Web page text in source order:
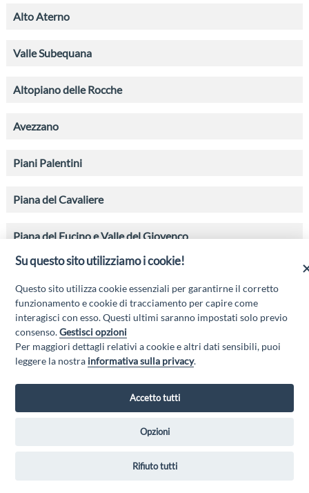
Alto Aterno
Valle Subequana
Altopiano delle Rocche
Avezzano
Piani Palentini
Piana del Cavaliere
Piana del Fucino e Valle del Giovenco
L'Altrove d'Abruzzo: riepilogo.
info@galgransassovelino.it- PEC:
Su questo sito utilizziamo i cookie!
Questo sito utilizza cookie essenziali per garantirne il corretto
funzionamento e cookie di tracciamento per capire come
interagisci con esso. Questi ultimi saranno impostati solo previo
consenso.Gestisci opzioni
Per maggiori dettagli relativi a cookie e altri dati sensibili, puoi
leggere la nostra informativa sulla privacy.
Accetto tutti
Opzioni
Rifiuto tutti